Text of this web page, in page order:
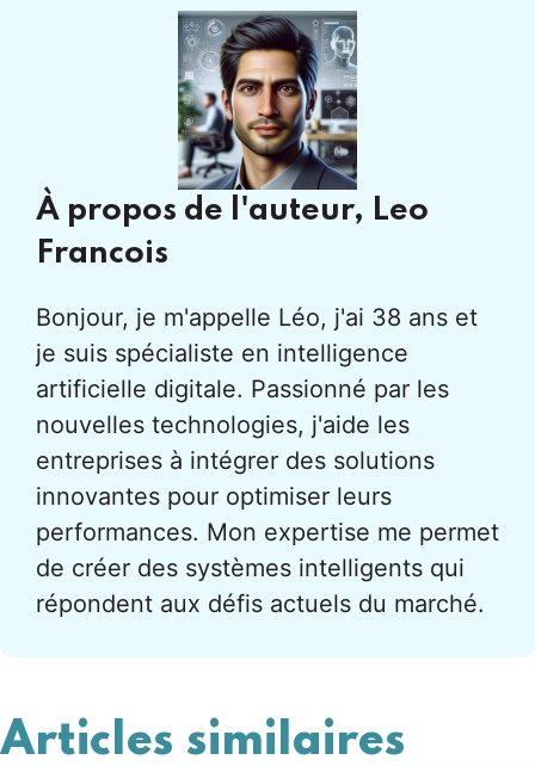
À propos de l'auteur, Leo
Francois
Bonjour, je m'appelle Léo, j'ai 38 ans et
je suis spécialiste en intelligence
artificielle digitale. Passionné par les
nouvelles technologies, j'aide les
entreprises à intégrer des solutions
innovantes pour optimiser leurs
performances. Mon expertise me permet
de créer des systèmes intelligents qui
répondent aux défis actuels du marché.
Articles similaires